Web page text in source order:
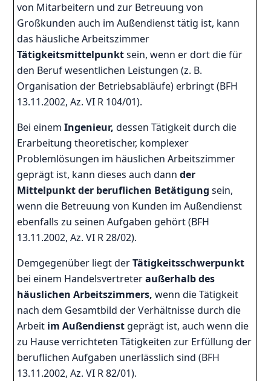
von Mitarbeitern und zur Betreuung von
Großkunden auch im Außendienst tätig ist, kann
das häusliche Arbeitszimmer
Tätigkeitsmittelpunktsein, wenn er dort die für
den Beruf wesentlichen Leistungen (z. B.
Organisation der Betriebsabläufe) erbringt (BFH
13.11.2002, Az. VI R 104/01).
Bei einemIngenieur, dessen Tätigkeit durch die
Erarbeitung theoretischer, komplexer
Problemlösungen im häuslichen Arbeitszimmer
geprägt ist, kann dieses auch dannder
Mittelpunkt der beruflichen Betätigungsein,
wenn die Betreuung von Kunden im Außendienst
ebenfalls zu seinen Aufgaben gehört (BFH
13.11.2002, Az. VI R 28/02).
Demgegenüber liegt derTätigkeitsschwerpunkt
bei einem Handelsvertreteraußerhalb des
häuslichen Arbeitszimmers, wenn die Tätigkeit
nach dem Gesamtbild der Verhältnisse durch die
Arbeit im Außendienst geprägt ist, auch wenn die
zu Hause verrichteten Tätigkeiten zur Erfüllung der
beruflichen Aufgaben unerlässlich sind (BFH
13.11.2002, Az. VI R 82/01).